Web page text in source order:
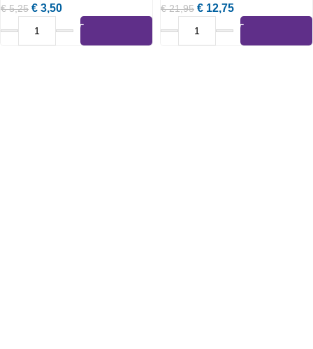
€5,25 € 3,50 €21,95 € 12,75